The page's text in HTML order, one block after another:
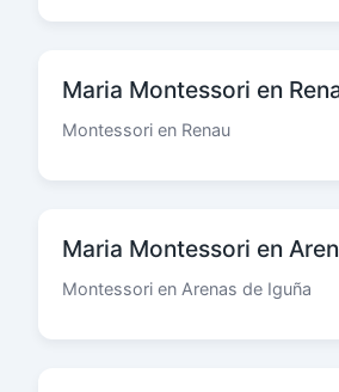
Maria Montessori en
Montessori en Renau
Maria Montessori en
Montessori en Arenas de Iguña